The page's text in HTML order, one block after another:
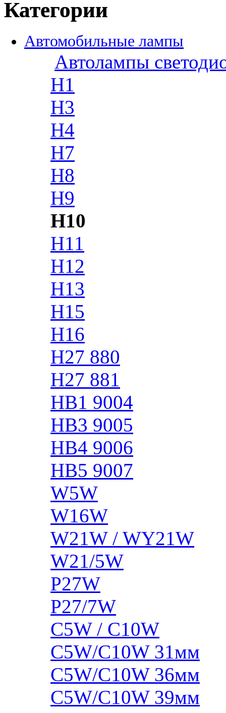
Категории
Автомобильные лампы
Автолампы
H1
H3
H4
H7
H8
H9
H10
H11
H12
H13
H15
H16
H27 880
H27 881
HB1 9004
HB3 9005
HB4 9006
HB5 9007
W5W
W16W
W21W / WY21W
W21/5W
P27W
P27/7W
C5W / C10W
C5W/C10W 31мм
C5W/C10W 36мм
C5W/C10W 39мм